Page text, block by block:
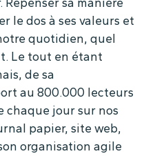
le dos à ses valeurs et
quotidien, quel
Le tout en étant
de sa
au 800.000 lecteurs
jour sur nos
papier, site web,
organisation agile